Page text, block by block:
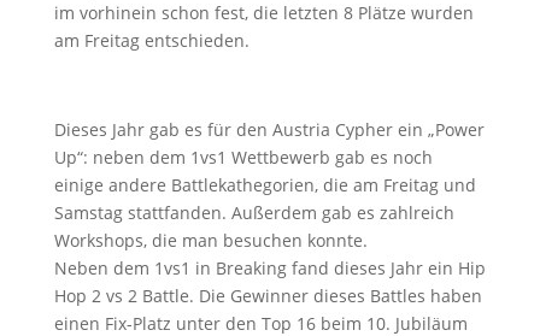
im vorhinein schon fest, die letzten 8 Plätze wurden
am Freitag entschieden.
Dieses Jahr gab es für den Austria Cypher ein „Power
Up“: neben dem 1vs1 Wettbewerb gab es noch
einige andere Battlekathegorien, die am Freitag und
Samstag stattfanden. Außerdem gab es zahlreich
Workshops, die man besuchen konnte.
Neben dem 1vs1 in Breaking fand dieses Jahr ein Hip
Hop 2 vs 2 Battle. Die Gewinner dieses Battles haben
einen Fix-Platz unter den Top 16 beim 10. Jubiläum